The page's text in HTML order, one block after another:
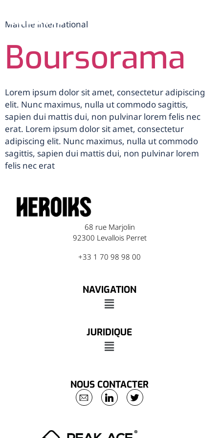
Marché international
Boursorama
Lorem ipsum dolor sit amet, consectetur adipiscing
elit. Nunc maximus, nulla ut commodo sagittis,
sapien dui mattis dui, non pulvinar lorem felis nec
erat. Lorem ipsum dolor sit amet, consectetur
adipiscing elit. Nunc maximus, nulla ut commodo
sagittis, sapien dui mattis dui, non pulvinar lorem
felis nec erat
68 rue Marjolin
92300 Levallois Perret
+33 1 70 98 98 00
NAVIGATION
JURIDIQUE
NOUS CONTACTER